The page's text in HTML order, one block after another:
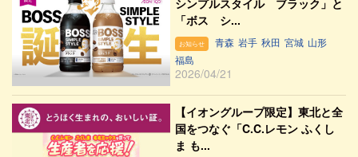
「ボス シ...
お知らせ 青森 岩手 秋田 宮城 山形
福島
2026/04/21
【イオングループ限定】東北と全
国をつなぐ「C.C.レモン ふくし
ま も...